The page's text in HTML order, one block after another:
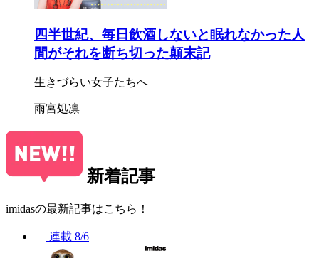
四半世紀、毎日飲酒しないと眠れなかった人
間がそれを断ち切った顛末記
生きづらい女子たちへ
雨宮処凛
新着記事
imidasの最新記事はこちら！
連載 8/6